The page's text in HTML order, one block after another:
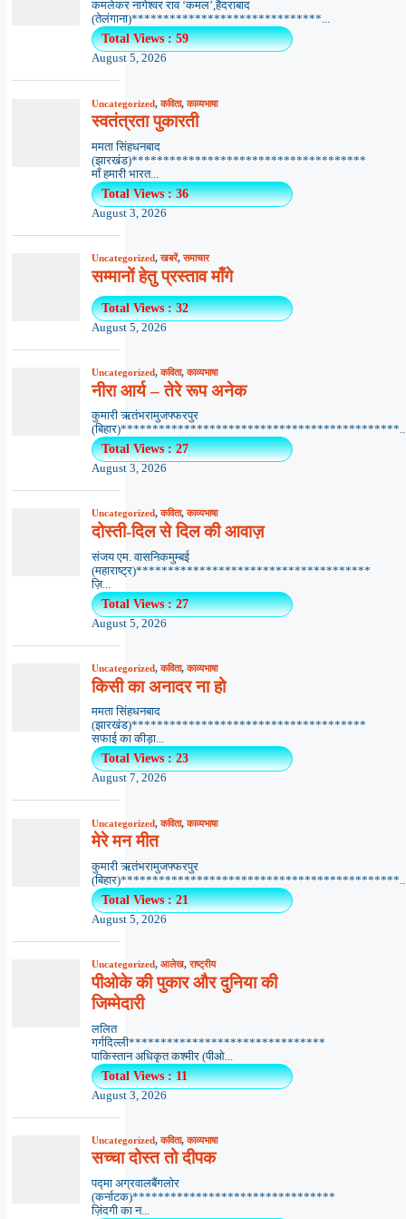
कमलेकर नागेश्वर राव ‘कमल’,हैदराबाद
(तेलंगाना)******************************...
Total Views : 59
August 5, 2026
Uncategorized,कविता,काव्यभाषा
स्वतंत्रता पुकारती
ममता सिंहधनबाद
(झारखंड)*************************************
माँ हमारी भारत...
Total Views : 36
August 3, 2026
Uncategorized,खबरें,समाचार
सम्मानों हेतु प्रस्ताव माँगे
Total Views : 32
August 5, 2026
Uncategorized,कविता,काव्यभाषा
नीरा आर्य – तेरे रूप अनेक
कुमारी ऋतंभरामुजफ्फरपुर
Total Views : 27
August 3, 2026
Uncategorized,कविता,काव्यभाषा
दोस्ती-दिल से दिल की आवाज़
संजय एम. वासनिकमुम्बई
(महाराष्ट्र)*************************************
ज़ि...
Total Views : 27
August 5, 2026
Uncategorized,कविता,काव्यभाषा
किसी का अनादर ना हो
ममता सिंहधनबाद
(झारखंड)*************************************
सफाई का कीड़ा...
Total Views : 23
August 7, 2026
Uncategorized,कविता,काव्यभाषा
मेरे मन मीत
कुमारी ऋतंभरामुजफ्फरपुर
Total Views : 21
August 5, 2026
Uncategorized, आलेख,राष्ट्रीय
पीओके की पुकार और दुनिया की
जिम्मेदारी
ललित
गर्गदिल्ली*******************************
पाकिस्तान अधिकृत कश्मीर (पीओ...
Total Views : 11
August 3, 2026
Uncategorized,कविता,काव्यभाषा
सच्चा दोस्त तो दीपक
पद्मा अग्रवालबैंगलोर
(कर्नाटक)********************************
ज़िंदगी का न...